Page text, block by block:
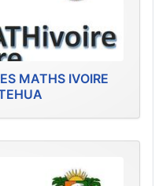
MATHS IVOIRE